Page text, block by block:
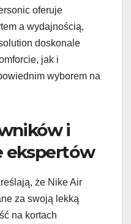
oferuje
a wydajnością,
doskonale
jak i
wyborem na
i
ekspertów
że Nike Air
za swoją lekką
na kortach